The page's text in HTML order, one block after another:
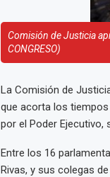
Comisión de Justicia
CONGRESO)
La Comisión de
que acorta los
por el Poder Ejecutivo,
Entre los 16
Rivas, y sus colegas